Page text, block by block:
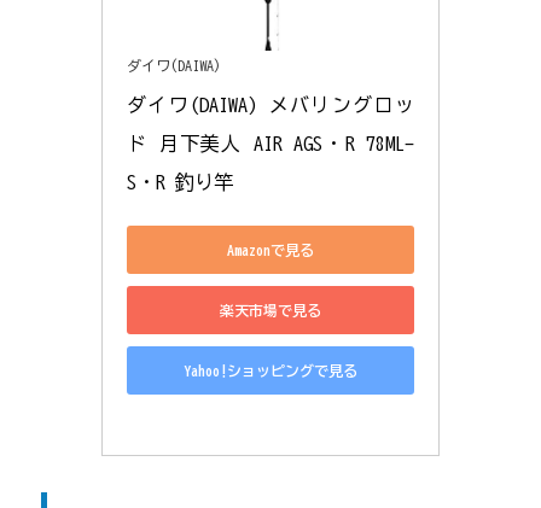
ダイワ(DAIWA)
ダイワ(DAIWA) メバリングロッ
ド 月下美人 AIR AGS・R 78ML-
S・R 釣り竿
Amazonで見る
楽天市場で見る
Yahoo!ショッピングで見る